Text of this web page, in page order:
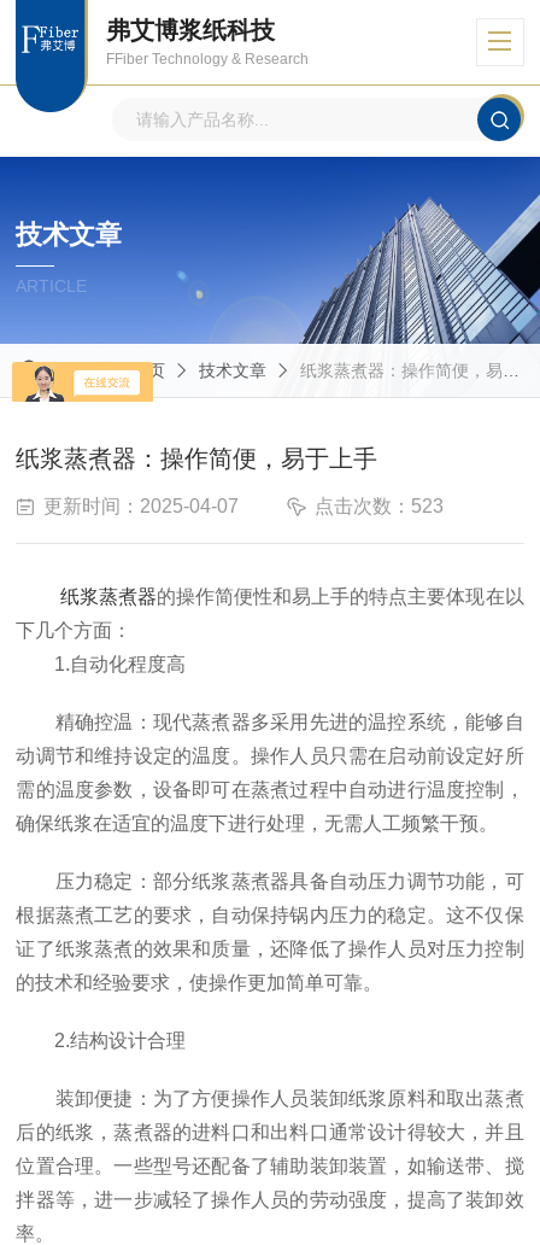
弗艾博浆纸科技
FFiber Technology & Research
技术文章
ARTICLE
当前位置：首页 技术文章 纸浆蒸煮器：操作简便，易于上手
纸浆蒸煮器：操作简便，易于上手
更新时间：2025-04-07 点击次数：523
纸浆蒸煮器的操作简便性和易上手的特点主要体现在以
下几个方面：
1.自动化程度高
精确控温：现代蒸煮器多采用先进的温控系统，能够自
动调节和维持设定的温度。操作人员只需在启动前设定好所
需的温度参数，设备即可在蒸煮过程中自动进行温度控制，
确保纸浆在适宜的温度下进行处理，无需人工频繁干预。
压力稳定：部分纸浆蒸煮器具备自动压力调节功能，可
根据蒸煮工艺的要求，自动保持锅内压力的稳定。这不仅保
证了纸浆蒸煮的效果和质量，还降低了操作人员对压力控制
的技术和经验要求，使操作更加简单可靠。
2.结构设计合理
装卸便捷：为了方便操作人员装卸纸浆原料和取出蒸煮
后的纸浆，蒸煮器的进料口和出料口通常设计得较大，并且
位置合理。一些型号还配备了辅助装卸装置，如输送带、搅
拌器等，进一步减轻了操作人员的劳动强度，提高了装卸效
率。